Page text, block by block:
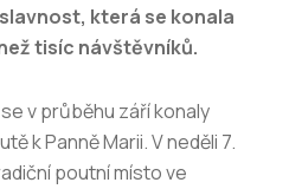
která se konala
tisíc návštěvníků.
v průběhu září konaly
k Panně Marii. V neděli 7.
poutní místo ve